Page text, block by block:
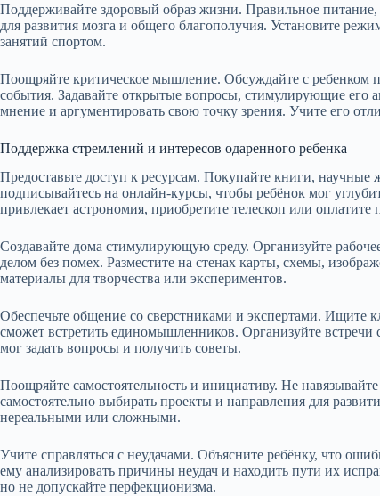
Поддерживайте здоровый образ жизни. Правильное
для развития мозга и общего благополучия. Установите
занятий спортом.
Поощряйте критическое мышление. Обсуждайте с
события. Задавайте открытые вопросы, стимулирующие его
мнение и аргументировать свою точку зрения. Учите его
Поддержка стремлений и интересов одаренного ребенка
Предоставьте доступ к ресурсам. Покупайте книги,
подписывайтесь на онлайн-курсы, чтобы ребёнок мог
привлекает астрономия, приобретите телескоп или
Создавайте дома стимулирующую среду. Организуйте
делом без помех. Разместите на стенах карты, схемы,
материалы для творчества или экспериментов.
Обеспечьте общение со сверстниками и экспертами. Ищите
сможет встретить единомышленников. Организуйте
мог задать вопросы и получить советы.
Поощряйте самостоятельность и инициативу. Не
самостоятельно выбирать проекты и направления для
нереальными или сложными.
Учите справляться с неудачами. Объясните ребёнку, что
ему анализировать причины неудач и находить пути их
но не допускайте перфекционизма.